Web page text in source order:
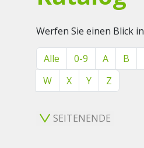
Werfen Sie einen Blick
Alle 0-9 A B
W
X Y Z
SEITENENDE